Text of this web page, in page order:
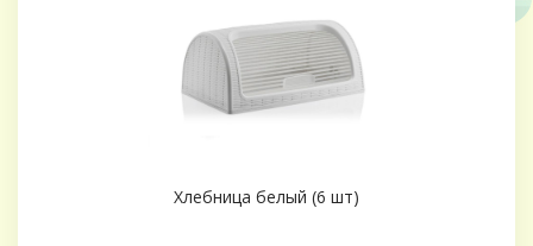
Хлебница белый (6 шт)